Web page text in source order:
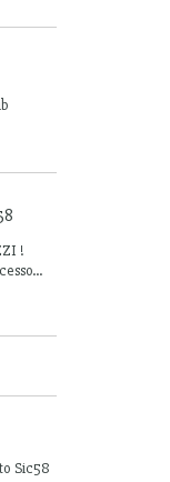
!
Sic58